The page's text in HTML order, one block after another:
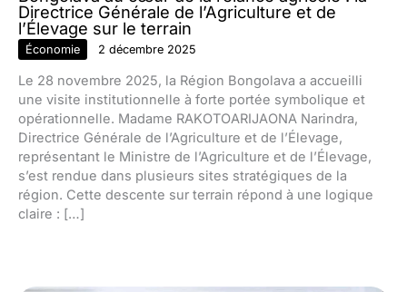
Directrice Générale de l’Agriculture et de
l’Élevage sur le terrain
Économie 2 décembre 2025
Le 28 novembre 2025, la Région Bongolava a accueilli
une visite institutionnelle à forte portée symbolique et
opérationnelle. Madame RAKOTOARIJAONA Narindra,
Directrice Générale de l’Agriculture et de l’Élevage,
représentant le Ministre de l’Agriculture et de l’Élevage,
s’est rendue dans plusieurs sites stratégiques de la
région. Cette descente sur terrain répond à une logique
claire : […]